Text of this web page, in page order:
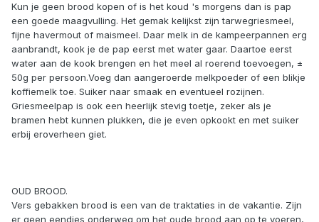
Kun je geen brood kopen of is het koud 's morgens dan is pap
een goede maagvulling. Het gemak kelijkst zijn tarwegriesmeel,
fijne havermout of maismeel. Daar melk in de kampeerpannen erg
aanbrandt, kook je de pap eerst met water gaar. Daartoe eerst
water aan de kook brengen en het meel al roerend toevoegen, ±
50g per persoon.Voeg dan aangeroerde melkpoeder of een blikje
koffiemelk toe. Suiker naar smaak en eventueel rozijnen.
Griesmeelpap is ook een heerlijk stevig toetje, zeker als je
bramen hebt kunnen plukken, die je even opkookt en met suiker
erbij eroverheen giet.
OUD BROOD.
Vers gebakken brood is een van de traktaties in de vakantie. Zijn
er geen eendjes onderweg om het oude brood aan op te voeren,